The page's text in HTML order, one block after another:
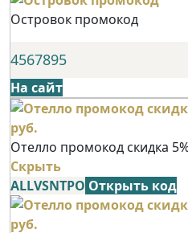
Островок промокод
4567895
На сайт
Отелло промокод скидка
Скрыть
ALLVSNTPO Открыть код